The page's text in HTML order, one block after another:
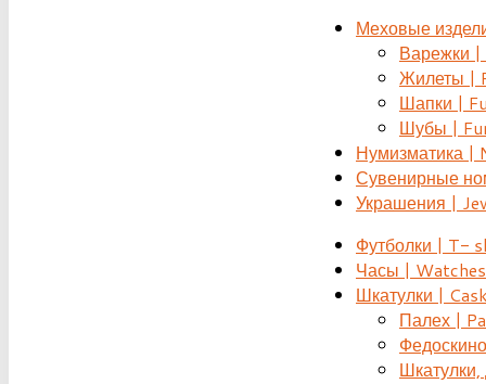
Меховые
Варежки
Жилеты |
Шапки |
Шубы |
Нумизматика |
Сувенирные
Украшения |
Футболки | T-
Часы | Watches
Шкатулки |
Палех |